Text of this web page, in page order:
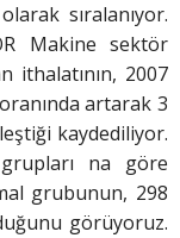
sıralanıyor.
Makine sektör
ithalatının, 2007
artarak 3
kaydediliyor.
grupları na göre
grubunun, 298
görüyoruz.